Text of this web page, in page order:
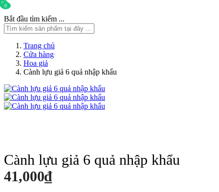
00
Bắt đầu tìm kiếm ...
Trang chủ
Cửa hàng
Hoa giả
Cành lựu giả 6 quả nhập khẩu
Cành lựu giả 6 quả nhập khẩu
41,000₫